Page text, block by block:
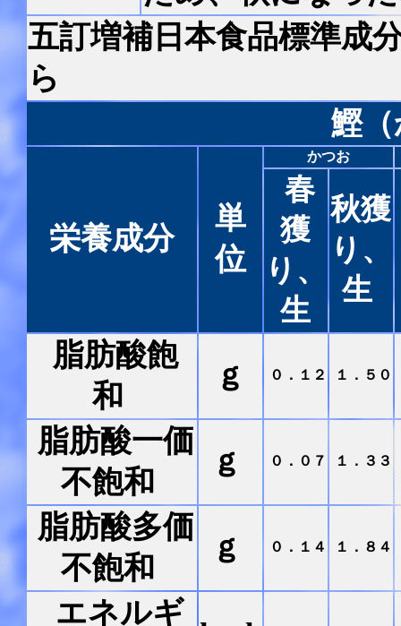
五訂増補日本食品標準成
ら
鰹
栄養成分
単
位
かつお
春
獲
り、
生
秋獲
り、
生
脂肪酸飽
和
ｇ ０．１２ １．５０
脂肪酸一価
不飽和
ｇ ０．０７ １．３３
脂肪酸多価
不飽和
ｇ ０．１４ １．８４
エネルギ